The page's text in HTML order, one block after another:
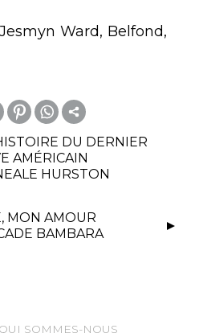
Ward, Belfond,
m
or
DU DERNIER
AMÉRICAIN
HURSTON
MON AMOUR
BAMBARA
QUI SOMMES-NOUS